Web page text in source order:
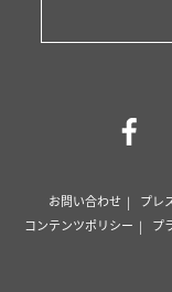
お問い合わせ プレ
コンテンツポリシー
プ